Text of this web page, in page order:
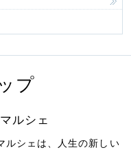
プ
ルシェ
ルシェは、人生の新しい